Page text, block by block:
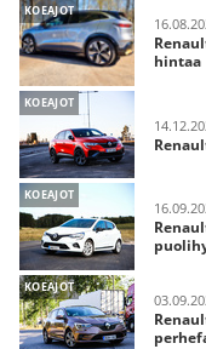
KOEAJOT
hintaa
KOEAJOT
KOEAJOT
KOEAJOT